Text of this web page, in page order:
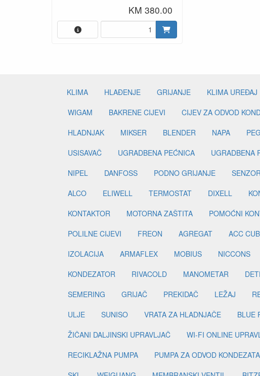
KLIMA GRIJANJE
USISAVAČ
UGRADBENA PEĆNICA UGRADBENA
NIPEL
DANFOSS PODNO GRIJANJE
ALCO
ELIWELL TERMOSTAT DIXELL
KONTAKTOR
MOTORNA ZAŠTITA POMOĆNI
POLILNE CIJEVI
FREON AGREGAT ACC
IZOLACIJA
ARMAFLEX MOBIUS NICCONS
KONDEZATOR
RIVACOLD MANOMETAR
SEMERING
GRIJAČ PREKIDAČ LEŽAJ
ULJE
SUNISO VRATA ZA HLADNJAČE BLUE
ŽIČANI DALJINSKI UPRAVLJAČ
WI-FI ONLINE
RECIKLAŽNA PUMPA
PUMPA ZA ODVOD KONDEZATA
SKL
WEIGUANG MEMBRANSKI VENTIL
VECAM
NEPOVRATNI VENTIL DIZNA
KUĆIŠTE EXPANZISKOG VENTILA